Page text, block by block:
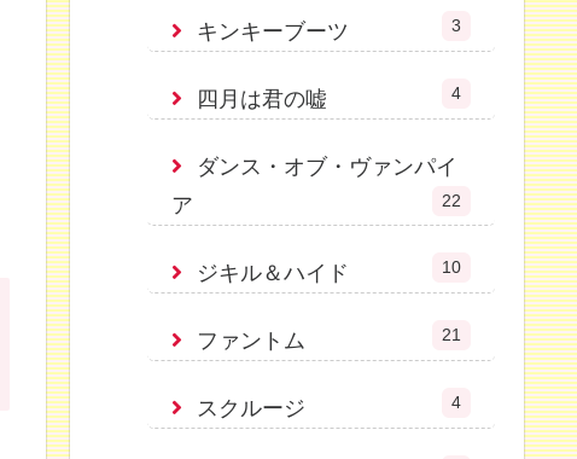
キンキーブーツ 3
四月は君の嘘 4
ダンス・オブ・ヴァンパイ
ア
22
ジキル＆ハイド 10
ファントム 21
スクルージ 4